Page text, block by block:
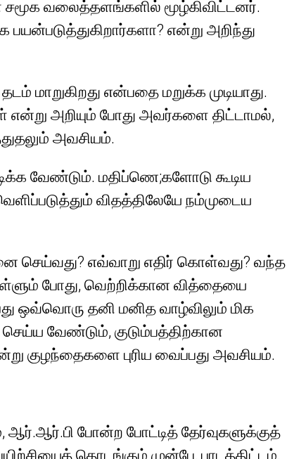
வலைத்தளங்களில் மூழ்கிவிட்டனர்.
என்று அறிந்து
என்பதை மறுக்க முடியாது.
என்று அறியும் போது அவர்களை திட்டாமல்,
அவசியம்.
வேண்டும். மதிப்ணெ;களோடு கூடிய
விதத்திலேயே நம்முடைய
செய்வது? எவ்வாறு எதிர் கொள்வது? வந்த
போது, வெற்றிக்கான வித்தையை
ஒவ்வொரு தனி மனித வாழ்விலும் மிக
வேண்டும், குடும்பத்திற்கான
குழந்தைகளை புரிய வைப்பது அவசியம்.
போன்ற போட்டித் தேர்வுகளுக்குத்
தொடங்கும் முன்பே, பாடத்திட்டம்,